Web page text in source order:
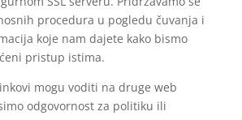
procedura u pogledu čuvanja i
koje nam dajete kako bismo
pristup istima.
mogu voditi na druge web
odgovornost za politiku ili